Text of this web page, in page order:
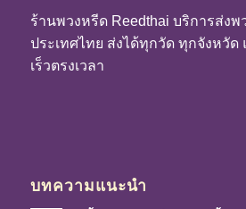
ร้านพวงหรีด Reedthai บริการส่งพ
ประเทศไทย ส่งได้ทุกวัด ทุกจังหวัด
เร็วตรงเวลา
บทความแนะนำ